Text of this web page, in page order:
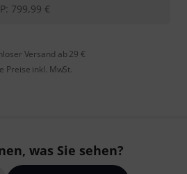
799,99 €
Versand ab 29 €
Preise inkl. MwSt.
was Sie sehen?